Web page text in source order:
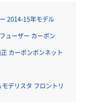
2014-15年モデル
ューザー カーボン
カーボンボンネット
デリスタ フロントリ